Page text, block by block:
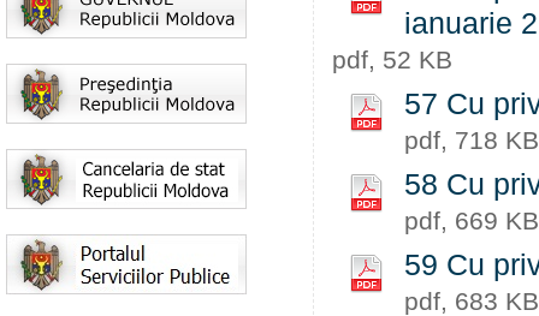
ianuarie
pdf, 52 KB
57 Cu
pdf, 718 KB
58 Cu
pdf, 669 KB
59 Cu
pdf, 683 KB